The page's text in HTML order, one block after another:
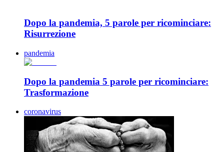
Dopo la pandemia, 5 parole per ricominciare:
Risurrezione
pandemia
Dopo la pandemia 5 parole per ricominciare:
Trasformazione
coronavirus